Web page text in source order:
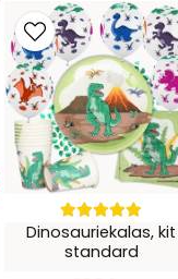
Dinosauriekalas, kit
standard